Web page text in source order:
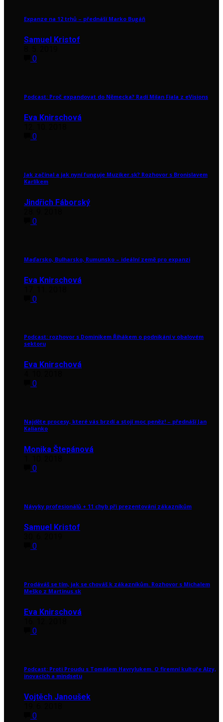
Expanze na 12 trhů – přednáší Marko Bugáň
Samuel Kristof
0
Podcast: Proč expandovat do Německa? Radí Milan Fiala z eVisions
Eva Knirschová
0
Jak začínal a jak nyní funguje Muziker.sk? Rozhovor s Bronislavem
Karlíkem
Jindřich Fáborský
0
Maďarsko, Bulharsko, Rumunsko – ideální země pro expanzi
Eva Knirschová
0
Podcast: rozhovor s Dominikem Řihákem o podnikání v obalovém
sektoru
Eva Knirschová
0
Najděte procesy, které vás brzdí a stojí moc peněz! – přednáší Jan
Kalianko
Monika Štepánová
0
Návyky profesionálů + 11 chyb při prezentování zákazníkům
Samuel Kristof
0
Prodáváš se tím, jak se chováš k zákazníkům. Rozhovor s Michalem
Meško z Martinus.sk
Eva Knirschová
0
Podcast: Proti Proudu s Tomášem Havrylukem. O firemní kultuře Alzy,
inovacích a mindsetu
Vojtěch Janoušek
0